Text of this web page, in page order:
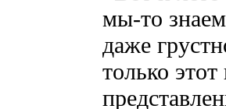
мы-то
даже
только